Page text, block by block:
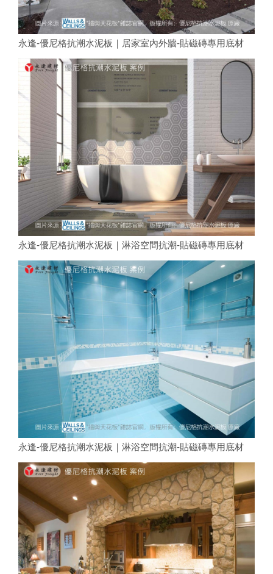
永逢-優尼格抗潮水泥板｜居家室內外牆-貼磁磚專用底材
永逢-優尼格抗潮水泥板｜淋浴空間抗潮-貼磁磚專用底材
永逢-優尼格抗潮水泥板｜淋浴空間抗潮-貼磁磚專用底材